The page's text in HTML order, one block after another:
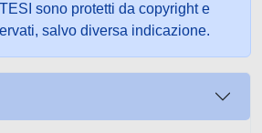
sono protetti da copyright e
salvo diversa indicazione.